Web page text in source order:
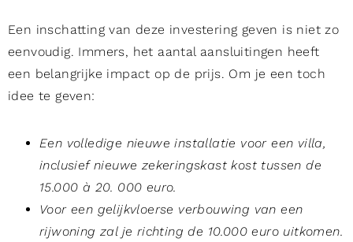
Een inschatting van deze investering geven is niet zo
eenvoudig. Immers, het aantal aansluitingen heeft
een belangrijke impact op de prijs. Om je een toch
idee te geven:
Een volledige nieuwe installatie voor een villa,
inclusief nieuwe zekeringskast kost tussen de
15.000 à 20. 000 euro.
Voor een gelijkvloerse verbouwing van een
rijwoning zal je richting de 10.000 euro uitkomen.